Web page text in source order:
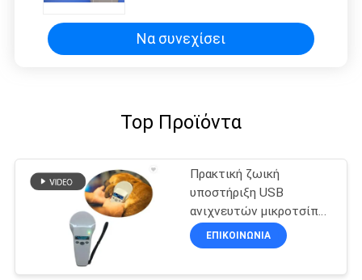
Να συνεχίσει
Top Προϊόντα
Πρακτική ζωική
υποστήριξη USB
ανιχνευτών μικροτσίπ
με την αποθήκευση 1000
στοιχείων αρχείων
ΕΠΙΚΟΙΝΩΝΙΑ